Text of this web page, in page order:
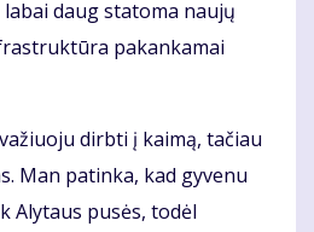
daug statoma naujų
pakankamai
dirbti į kaimą, tačiau
Man patinka, kad gyvenu
Alytaus pusės, todėl